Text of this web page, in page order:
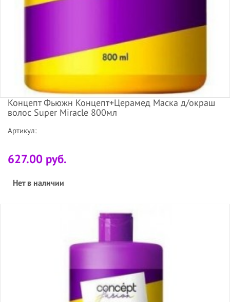
Концепт Фьюжн Концепт+Церамед Маска д/окраш
волос Super Miracle 800мл
Артикул:
627.00 руб.
Нет в наличии